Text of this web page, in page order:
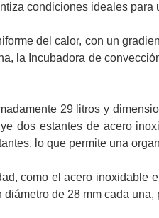
condiciones ideales
del calor, con un
la Incubadora de
29 litros y
dos estantes de acero
lo que permite una
como el acero inoxidable
de 28 mm cada